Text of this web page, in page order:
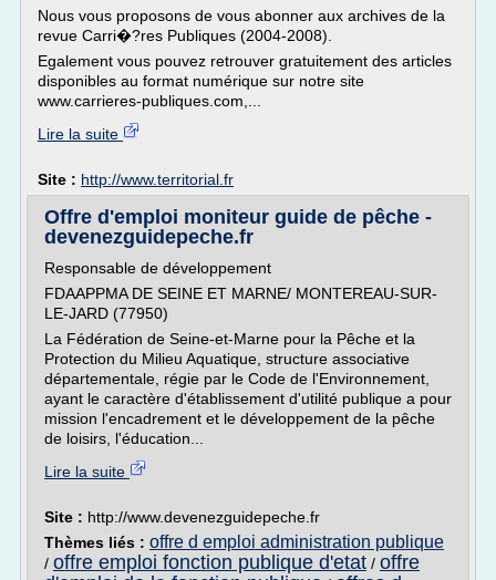
Nous vous proposons de vous abonner aux archives de la
revue Carri�?res Publiques (2004-2008).
Egalement vous pouvez retrouver gratuitement des articles
disponibles au format numérique sur notre site
www.carrieres-publiques.com,...
Lire la suite
Site : http://www.territorial.fr
Offre d'emploi moniteur guide de pêche -
devenezguidepeche.fr
Responsable de développement
FDAAPPMA DE SEINE ET MARNE/ MONTEREAU-SUR-
LE-JARD (77950)
La Fédération de Seine-et-Marne pour la Pêche et la
Protection du Milieu Aquatique, structure associative
départementale, régie par le Code de l'Environnement,
ayant le caractère d'établissement d'utilité publique a pour
mission l'encadrement et le développement de la pêche
de loisirs, l'éducation...
Lire la suite
Site : http://www.devenezguidepeche.fr
Thèmes liés : offre d emploi administration publique
/ offre emploi fonction publique d'etat / offre